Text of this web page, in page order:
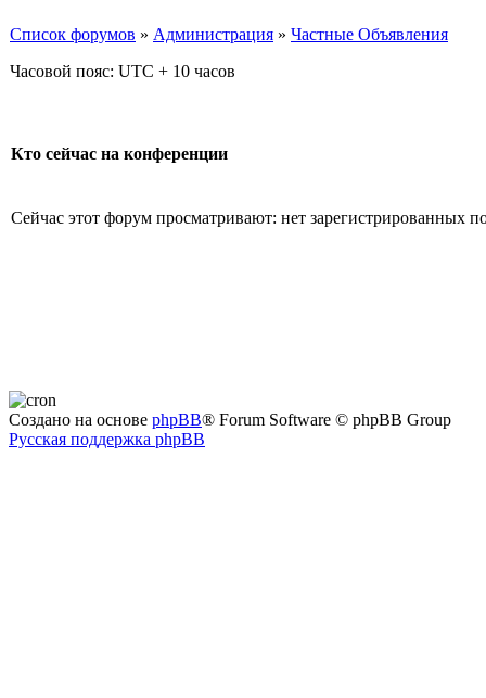
Список форумов » Администрация » Частные Объявления
Часовой пояс: UTC + 10 часов
Кто сейчас на конференции
Сейчас этот форум просматривают: нет зарегистрированных
Создано на основе phpBB® Forum Software © phpBB Group
Русская поддержка phpBB